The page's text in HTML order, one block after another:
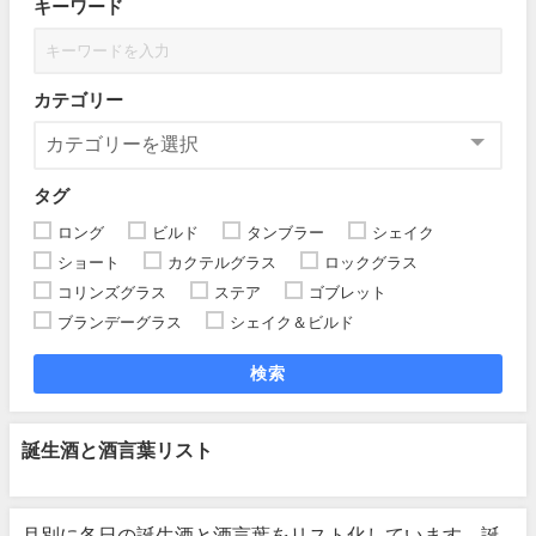
キーワード
カテゴリー
タグ
ロング ビルド タンブラー
シェイク
ショート
カクテルグラス
ロックグラス
コリンズグラス
ステア
ゴブレット
ブランデーグラス
シェイク＆ビルド
検索
誕生酒と酒言葉リスト